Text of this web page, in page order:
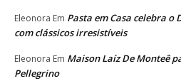
Eleonora Em Pasta em Casa celebra
com clássicos irresistíveis
Eleonora Em Maison Laíz De Monteê
Pellegrino